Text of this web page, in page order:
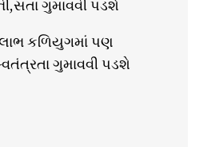
ગુમાવવી પડશે
કળિયુગમાં પણ
ગુમાવવી પડશે